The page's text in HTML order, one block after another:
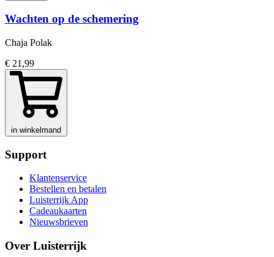
Wachten op de schemering
Chaja Polak
€ 21,99
in winkelmand
Support
Klantenservice
Bestellen en betalen
Luisterrijk App
Cadeaukaarten
Nieuwsbrieven
Over Luisterrijk